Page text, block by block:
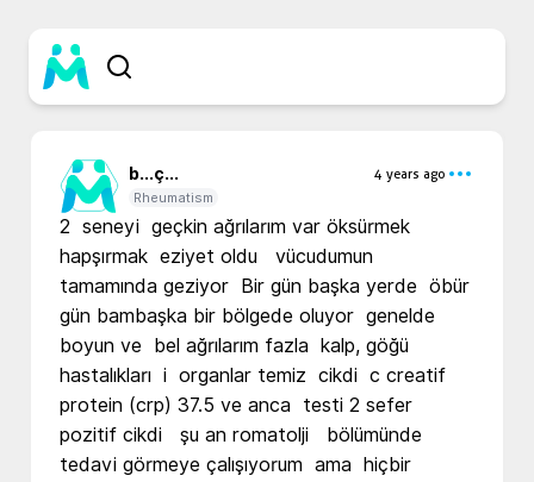
b...ç...
4 years ago
Rheumatism
2  seneyi  geçkin ağrılarım var öksürmek
hapşırmak  eziyet oldu   vücudumun
tamamında geziyor  Bir gün başka yerde  öbür
gün bambaşka bir bölgede oluyor  genelde
boyun ve  bel ağrılarım fazla  kalp, göğü
hastalıkları  i  organlar temiz  cikdi  c creatif
protein (crp) 37.5 ve anca  testi 2 sefer
pozitif cikdi   şu an romatolji   bölümünde
tedavi görmeye çalışıyorum  ama  hiçbir